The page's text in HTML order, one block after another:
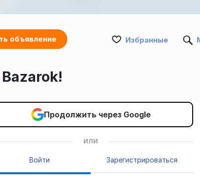
объявление Избранные
Продолжить через Google
ИЛИ
Войти Зарегистрироваться